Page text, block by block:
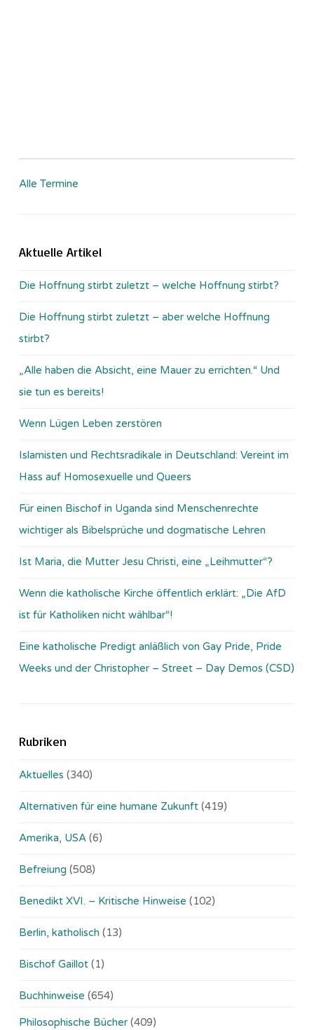
Alle Termine
Aktuelle Artikel
Die Hoffnung stirbt zuletzt – welche Hoffnung stirbt?
Die Hoffnung stirbt zuletzt – aber welche Hoffnung
stirbt?
„Alle haben die Absicht, eine Mauer zu errichten.“ Und
sie tun es bereits!
Wenn Lügen Leben zerstören
Islamisten und Rechtsradikale in Deutschland: Vereint im
Hass auf Homosexuelle und Queers
Für einen Bischof in Uganda sind Menschenrechte
wichtiger als Bibelsprüche und dogmatische Lehren
Ist Maria, die Mutter Jesu Christi, eine „Leihmutter“?
Wenn die katholische Kirche öffentlich erklärt: „Die AfD
ist für Katholiken nicht wählbar“!
Eine katholische Predigt anläßlich von Gay Pride, Pride
Weeks und der Christopher – Street – Day Demos (CSD)
Rubriken
Aktuelles (340)
Alternativen für eine humane Zukunft (419)
Amerika, USA (6)
Befreiung (508)
Benedikt XVI. – Kritische Hinweise (102)
Berlin, katholisch (13)
Bischof Gaillot (1)
Buchhinweise (654)
Philosophische Bücher (409)